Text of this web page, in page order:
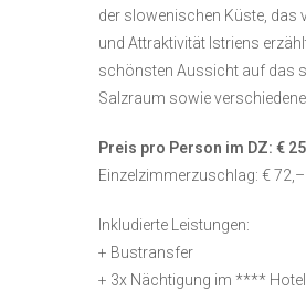
der slowenischen Küste, das
und Attraktivität Istriens
schönsten Aussicht auf das
Salzraum sowie
Preis pro Person im DZ: €
Einzelzimmerzuschlag: € 72,–
Inkludierte Leistungen:
+ Bustransfer
+ 3x Nächtigung im ****